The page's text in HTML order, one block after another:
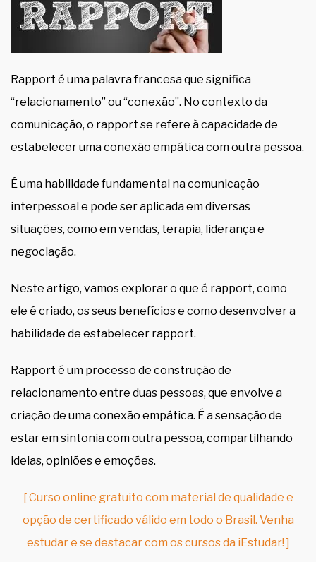
Rapport é uma palavra francesa que significa
“relacionamento” ou “conexão”. No contexto da
comunicação, o rapport se refere à capacidade de
estabelecer uma conexão empática com outra pessoa.
É uma habilidade fundamental na comunicação
interpessoal e pode ser aplicada em diversas
situações, como em vendas, terapia, liderança e
negociação.
Neste artigo, vamos explorar o que é rapport, como
ele é criado, os seus benefícios e como desenvolver a
habilidade de estabelecer rapport.
Rapport é um processo de construção de
relacionamento entre duas pessoas, que envolve a
criação de uma conexão empática. É a sensação de
estar em sintonia com outra pessoa, compartilhando
ideias, opiniões e emoções.
[ Curso online gratuito com material de qualidade e
opção de certificado válido em todo o Brasil. Venha
estudar e se destacar com os cursos da iEstudar! ]